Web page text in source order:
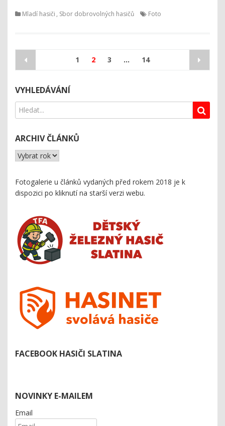
Mladí hasiči , Sbor dobrovolných hasičů Foto
Stránkování
příspěvků
1 2 3 … 14
VYHLEDÁVÁNÍ
ARCHIV ČLÁNKŮ
Fotogalerie u článků vydaných před rokem 2018 je k
dispozici po kliknutí na starší verzi webu.
FACEBOOK HASIČI SLATINA
NOVINKY E-MAILEM
Email